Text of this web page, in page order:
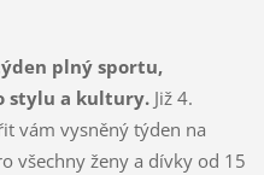
plný sportu,
stylu a kultury.Již 4.
vám vysněný týden na
všechny ženy a dívky od 15